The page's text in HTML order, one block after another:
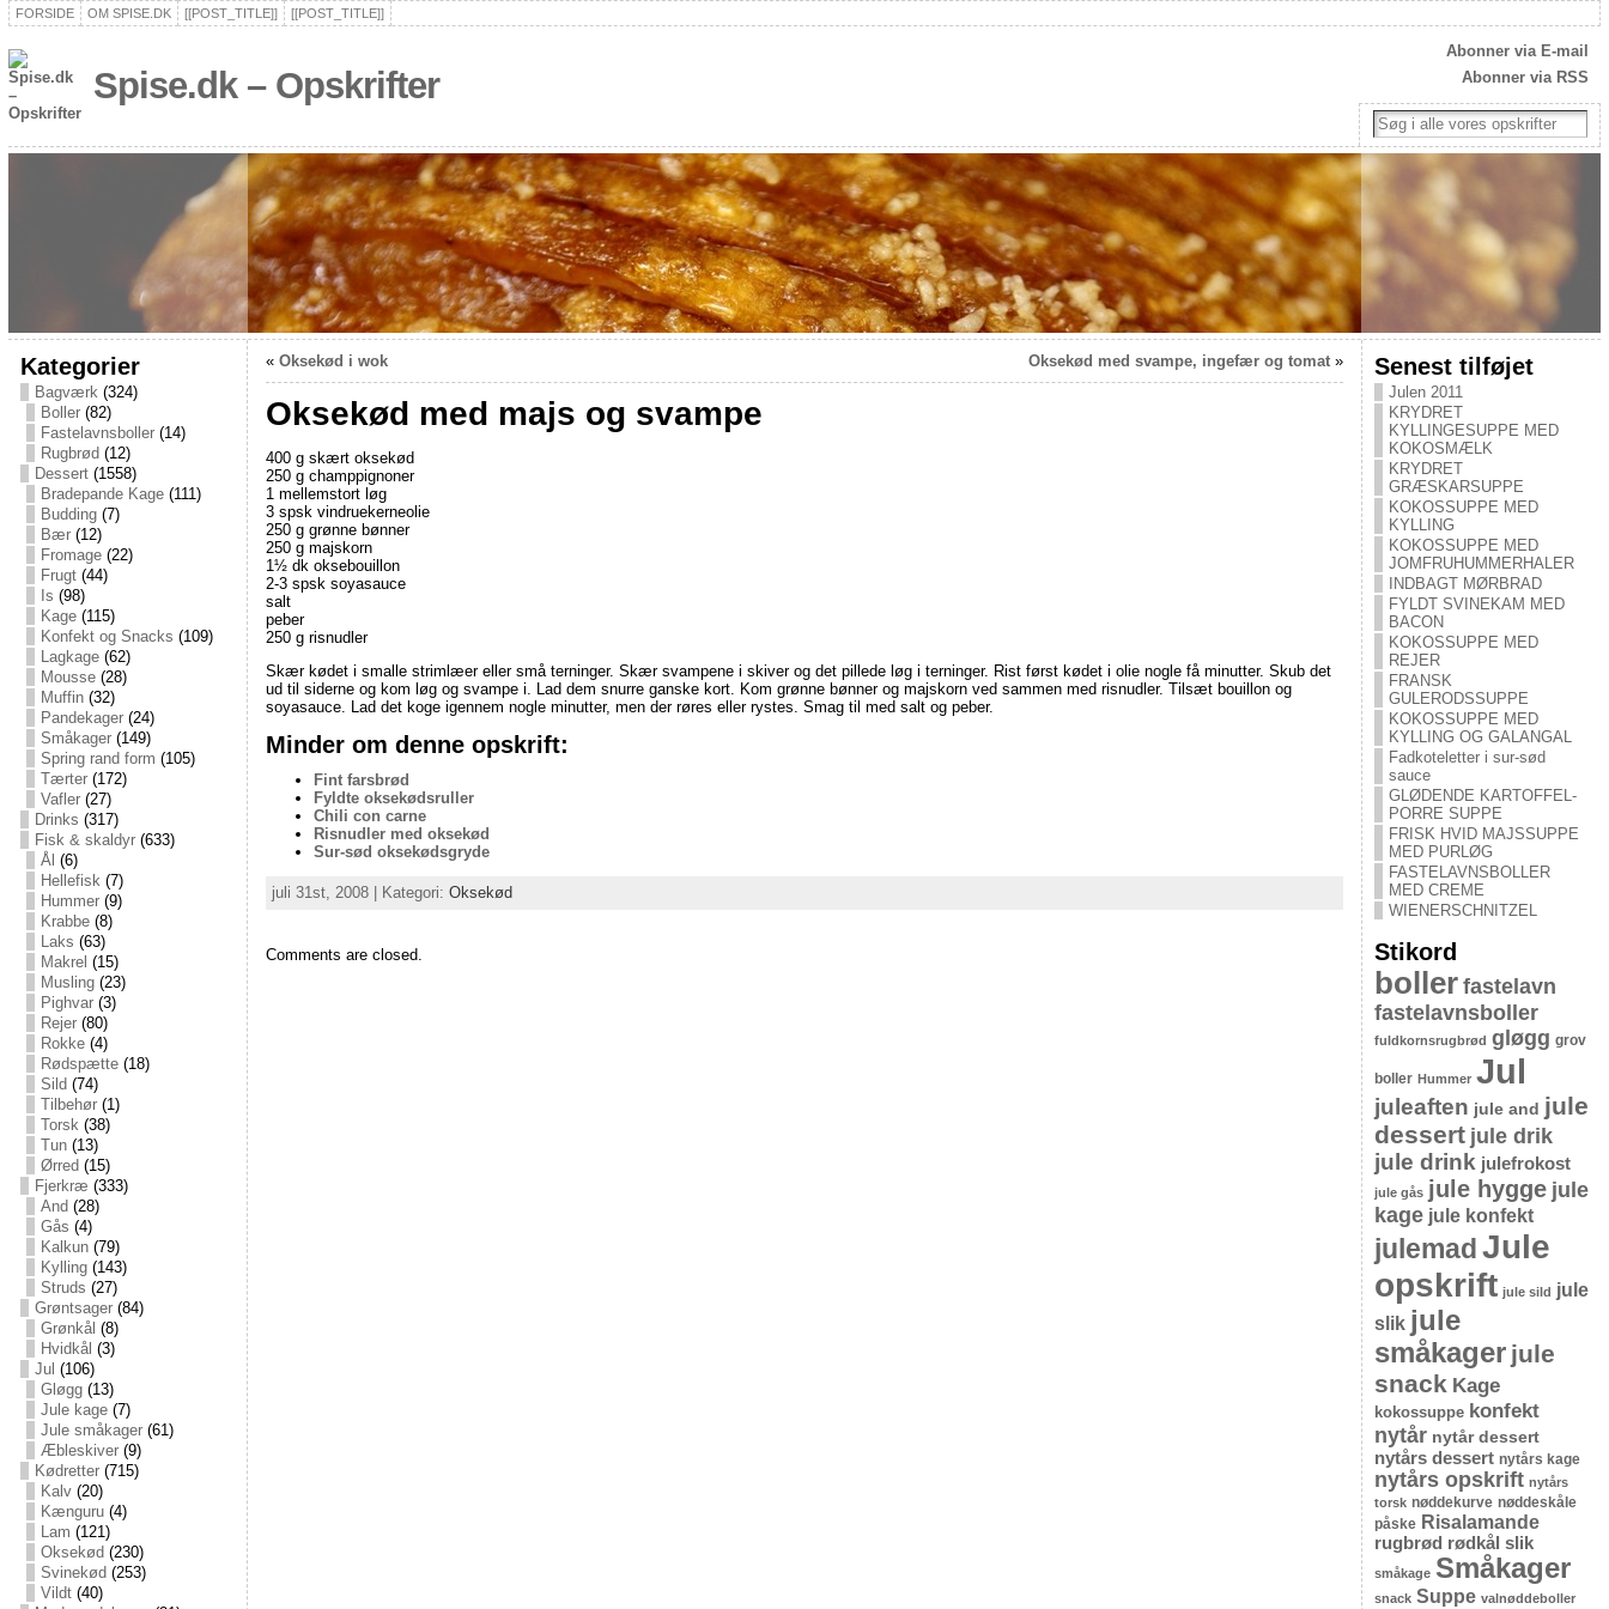
FORSIDE OM SPISE.DK [[POST_TITLE]] [[POST_TITLE]]
Spise.dk – Opskrifter
Abonner via E-mail
Abonner via RSS
Kategorier
Bagværk(324)
Boller(82)
Fastelavnsboller(14)
Rugbrød (12)
Dessert(1558)
Bradepande Kage(111)
Budding(7)
Bær(12)
Fromage(22)
Frugt(44)
Is (98)
Kage(115)
Konfekt og Snacks (109)
Lagkage(62)
Mousse(28)
Muffin(32)
Pandekager(24)
Småkager(149)
Spring rand form (105)
Tærter(172)
Vafler(27)
Drinks (317)
Fisk & skaldyr(633)
Ål (6)
Hellefisk(7)
Hummer(9)
Krabbe(8)
Laks (63)
Makrel (15)
Musling(23)
Pighvar(3)
Rejer(80)
Rokke(4)
Rødspætte(18)
Sild (74)
Tilbehør(1)
Torsk(38)
Tun(13)
Ørred (15)
Fjerkræ (333)
And (28)
Gås (4)
Kalkun(79)
Kylling(143)
Struds (27)
Grøntsager(84)
Grønkål (8)
Hvidkål (3)
Jul (106)
Gløgg(13)
Jule kage(7)
Jule småkager(61)
Æbleskiver(9)
Kødretter(715)
Kalv(20)
Kænguru(4)
Lam (121)
Oksekød (230)
Svinekød (253)
Vildt(40)
« Oksekød i wok Oksekød med svampe, ingefær og tomat»
Oksekød med majs og svampe
400 g skært oksekød
250 g champpignoner
1 mellemstort løg
3 spsk vindruekerneolie
250 g grønne bønner
250 g majskorn
1½ dk oksebouillon
2-3 spsk soyasauce
salt
peber
250 g risnudler
Skær kødet i smalle strimlæer eller små terninger. Skær svampene i skiver og det pillede løg i terninger. Rist først kødet i olie nogle få minutter. Skub det
ud til siderne og kom løg og svampe i. Lad dem snurre ganske kort. Kom grønne bønner og majskorn ved sammen med risnudler. Tilsæt bouillon og
soyasauce. Lad det koge igennem nogle minutter, men der røres eller rystes. Smag til med salt og peber.
Minder om denne opskrift:
Fint farsbrød
Fyldte oksekødsruller
Chili con carne
Risnudler med oksekød
Sur-sød oksekødsgryde
juli 31st, 2008 | Kategori: Oksekød
Comments are closed.
Senest tilføjet
Julen 2011
KRYDRET
KYLLINGESUPPE MED
KOKOSMÆLK
KRYDRET
GRÆSKARSUPPE
KOKOSSUPPE MED
KYLLING
KOKOSSUPPE MED
JOMFRUHUMMERHALER
INDBAGT MØRBRAD
FYLDT SVINEKAM MED
BACON
KOKOSSUPPE MED
REJER
FRANSK
GULERODSSUPPE
KOKOSSUPPE MED
KYLLING OG GALANGAL
Fadkoteletter i sur-sød
sauce
GLØDENDE KARTOFFEL-
PORRE SUPPE
FRISK HVID MAJSSUPPE
MED PURLØG
FASTELAVNSBOLLER
MED CREME
WIENERSCHNITZEL
Stikord
boller fastelavn
fastelavnsboller
fuldkornsrugbrød gløgg grov
boller Hummer Jul
juleaften jule and jule
dessert jule drik
jule drink julefrokost
jule gås jule hygge jule
kage jule konfekt
julemad Jule
opskrift jule sild jule
slik jule
småkager jule
snack Kage
kokossuppe konfekt
nytår nytår dessert
nytårs dessert nytårs kage
nytårs opskrift nytårs
torsk nøddekurve nøddeskåle
påske Risalamande
rugbrød rødkål slik
småkage Småkager
snack Suppe valnøddeboller